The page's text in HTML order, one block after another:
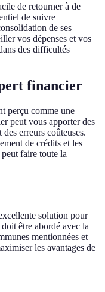
de retourner à de
de suivre
de ses
vos dépenses et vos
des difficultés
financier
perçu comme une
peut vous apporter des
erreurs coûteuses.
de crédits et les
faire toute la
solution pour
être abordé avec la
mentionnées et
les avantages de